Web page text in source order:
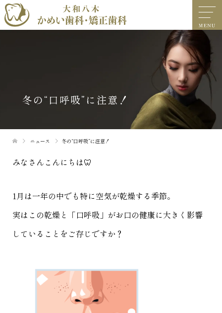
冬の“口呼吸”に注意！
ニュース 冬の“口呼吸”に注意！
みなさんこんにちは🦷
1月は一年の中でも特に空気が乾燥する季節。
実はこの乾燥と「口呼吸」がお口の健康に大きく影響
していることをご存じですか？